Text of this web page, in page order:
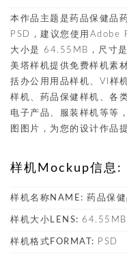
本作品主题是药品保健品
PSD，建议您使用Adobe
大小是 64.55MB，尺寸
美塔样机提供免费样机素
括办公用用品样机、VI样
样机、药品保健样机、各
电子产品、服装样机等等
图图片，为您的设计作品
样机Mockup信息:
样机名称NAME: 药品保
样机大小LENS: 64.55MB
样机格式FORMAT: PSD